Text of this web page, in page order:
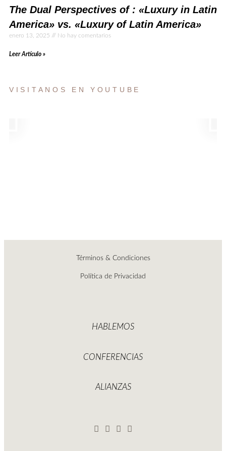
The Dual Perspectives of : «Luxury in Latin
America» vs. «Luxury of Latin America»
enero 13, 2025 No hay comentarios
Leer Artículo »
VISITANOS EN YOUTUBE
Términos & Condiciones
Política de Privacidad
HABLEMOS
CONFERENCIAS
ALIANZAS